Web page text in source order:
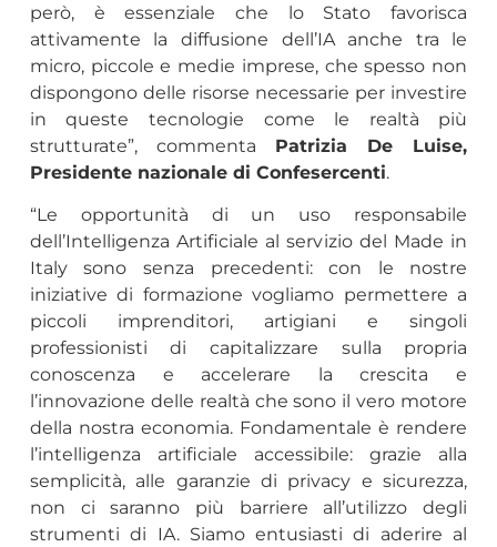
però, è essenziale che lo Stato favorisca
attivamente la diffusione dell’IA anche tra le
micro, piccole e medie imprese, che spesso non
dispongono delle risorse necessarie per investire
in queste tecnologie come le realtà più
strutturate”, commenta Patrizia De Luise,
Presidente nazionale di Confesercenti.
“Le opportunità di un uso responsabile
dell’Intelligenza Artificiale al servizio del Made in
Italy sono senza precedenti: con le nostre
iniziative di formazione vogliamo permettere a
piccoli imprenditori, artigiani e singoli
professionisti di capitalizzare sulla propria
conoscenza e accelerare la crescita e
l’innovazione delle realtà che sono il vero motore
della nostra economia. Fondamentale è rendere
l’intelligenza artificiale accessibile: grazie alla
semplicità, alle garanzie di privacy e sicurezza,
non ci saranno più barriere all’utilizzo degli
strumenti di IA. Siamo entusiasti di aderire al